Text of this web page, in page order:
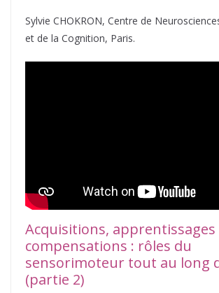
Sylvie CHOKRON, Centre de
et de la Cognition, Paris.
Acquisitions, apprentissages
compensations : rôles du
sensorimoteur tout au long
(partie 2)